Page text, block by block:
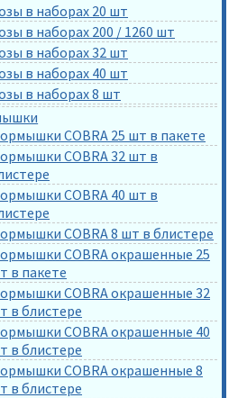
в наборах 20 шт
в наборах 200 / 1260 шт
в наборах 32 шт
в наборах 40 шт
в наборах 8 шт
COBRA 25 шт в пакете
COBRA 32 шт в
COBRA 40 шт в
COBRA 8 шт в блистере
COBRA окрашенные 25
в пакете
COBRA окрашенные 32
в блистере
COBRA окрашенные 40
в блистере
COBRA окрашенные 8
в блистере